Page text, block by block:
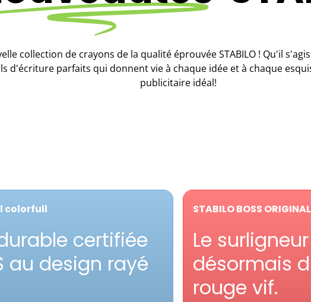
collection de crayons de la qualité éprouvée STABILO ! Qu'il
d'écriture parfaits qui donnent vie à chaque idée et à chaque
publicitaire idéal!
colorfull
certifiée
au design rayé
STABILO BOSS ORIGINAL
Le
désormais
rouge vif.